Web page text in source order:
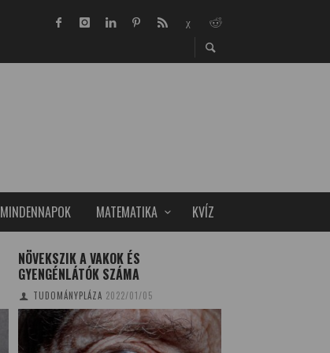
MINDENNAPOK MATEMATIKA KVÍZ
NÖVEKSZIK A VAKOK ÉS
GYENGÉNLÁTÓK SZÁMA
TUDOMÁNYPLÁZA 2022/01/05